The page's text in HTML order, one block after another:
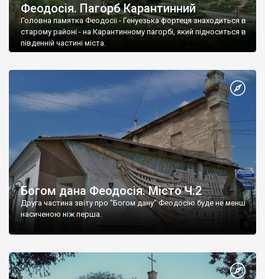
Феодосія. Пагорб Карантинний
Головна памятка Феодосії - Генуезька фортеця знаходиться в
старому районі - на Карантинному пагорбі, який підноситься в
південній частині міста.
Богом дана Феодосія. Місто Ч.2
Друга частина звіту про "Богом дану" Феодосію буде не менш
насиченою ніж перша.